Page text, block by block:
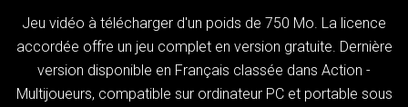
Jeu vidéo à télécharger d'un poids de 750 Mo. La licence
accordée offre un jeu complet en version gratuite. Dernière
version disponible en Français classée dans Action -
Multijoueurs, compatible sur ordinateur PC et portable sous